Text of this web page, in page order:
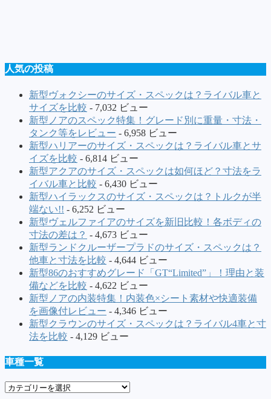
人気の投稿
新型ヴォクシーのサイズ・スペックは？ライバル車と
サイズを比較 - 7,032 ビュー
新型ノアのスペック特集！グレード別に重量・寸法・
タンク等をレビュー - 6,958 ビュー
新型ハリアーのサイズ・スペックは？ライバル車とサ
イズを比較 - 6,814 ビュー
新型アクアのサイズ・スペックは如何ほど？寸法をラ
イバル車と比較 - 6,430 ビュー
新型ハイラックスのサイズ・スペックは？トルクが半
端ない!! - 6,252 ビュー
新型ヴェルファイアのサイズを新旧比較！各ボディの
寸法の差は？ - 4,673 ビュー
新型ランドクルーザープラドのサイズ・スペックは？
他車と寸法を比較 - 4,644 ビュー
新型86のおすすめグレード「GT“Limited”」！理由と装
備などを比較 - 4,622 ビュー
新型ノアの内装特集！内装色×シート素材や快適装備
を画像付レビュー - 4,346 ビュー
新型クラウンのサイズ・スペックは？ライバル4車と寸
法を比較 - 4,129 ビュー
車種一覧
車